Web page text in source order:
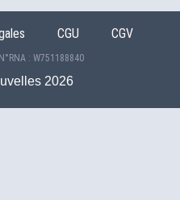
2026
: W751188840
CGU CGV